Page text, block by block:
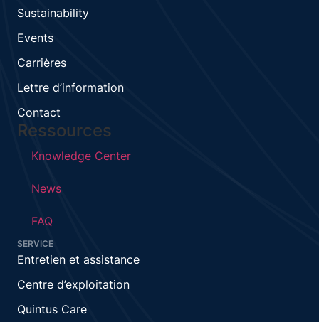
Sustainability
Events
Carrières
Lettre d’information
Contact
Ressources
Knowledge Center
News
FAQ
SERVICE
Entretien et assistance
Centre d’exploitation
Quintus Care